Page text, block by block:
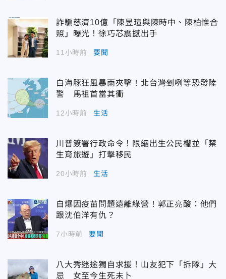
詐騙慈濟10億「陳昱瑄與陳時中、陳柏惟合
照」曝光！徐巧芯震撼出手
11小時前 要聞
白海豚狂風暴雨夾擊！北台灣剉咧等恐發陸
警 馬祖首當其衝
12小時前 生活
川普簽署行政命令！限縮出生公民權並「禁
生育旅遊」打擊移民
20小時前 生活
自爆因疫苗問題遠離綠營！郭正亮酸：他們
跟沈伯洋有仇？
7小時前 要聞
八大秀迷途獨自求援！山友犯下「拆隊」大
忌 女至今生死未卜